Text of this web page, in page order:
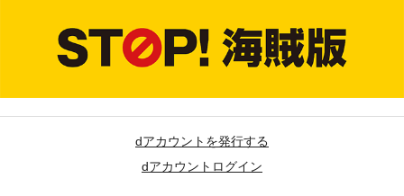
dアカウントを発行する
dアカウントログイン